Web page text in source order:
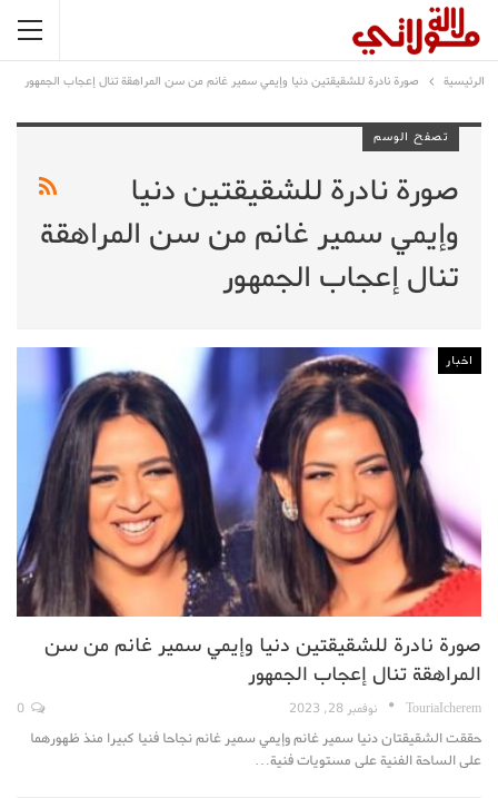
الرئيسية صورة نادرة للشقيقتين دنيا وإيمي سمير غانم من سن المراهقة تنال إعجاب الجمهور
تصفح الوسم
صورة نادرة للشقيقتين دنيا
وإيمي سمير غانم من سن المراهقة
تنال إعجاب الجمهور
اخبار
صورة نادرة للشقيقتين دنيا وإيمي سمير غانم من سن
المراهقة تنال إعجاب الجمهور
TouriaIcherem نوفمبر 28, 2023
حققت الشقيقتان دنيا سمير غانم وإيمي سمير غانم نجاحا فنيا كبيرا منذ ظهورهما
على الساحة الفنية على مستويات فنية…